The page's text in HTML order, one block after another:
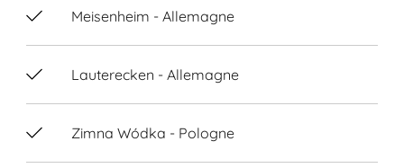
Meisenheim - Allemagne
Lauterecken - Allemagne
Zimna Wódka - Pologne